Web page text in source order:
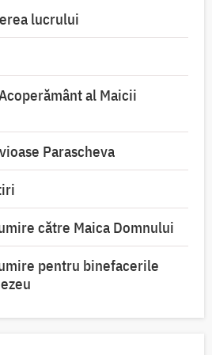
lucrului
al Maicii
Parascheva
către Maica Domnului
pentru binefacerile